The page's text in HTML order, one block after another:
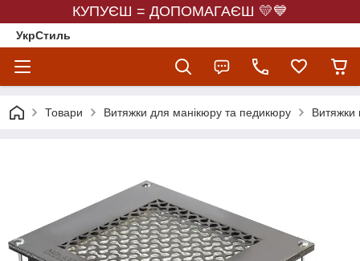
КУПУЄШ = ДОПОМАГАЄШ 💛💙
УкрСтиль
Товари Витяжки для манікюру та педикюру Витяжки